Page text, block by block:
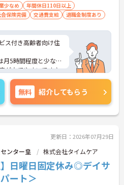
少なめ
年間休日110日以上
保険完備 交通費支給 退職金制度あり
ス付き高齢者向け住
月5時間程度と少なめ
が立てやすいです♪
イントなど、さらに
軽にご相談くださ
無料 紹介してもらう
更新日：2026年07月29日
ンター皇 株式会社タイムケア
】日曜日固定休み◎デイサ
ート＞